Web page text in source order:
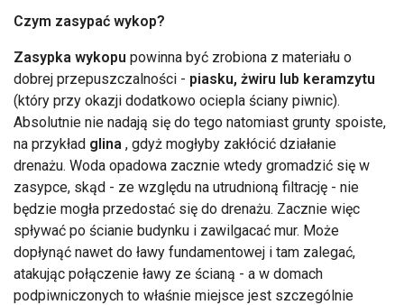
Czym zasypać wykop?
Zasypka wykopu powinna być zrobiona z materiału o
dobrej przepuszczalności - piasku, żwiru lub keramzytu
(który przy okazji dodatkowo ociepla ściany piwnic).
Absolutnie nie nadają się do tego natomiast grunty spoiste,
na przykład glina , gdyż mogłyby zakłócić działanie
drenażu. Woda opadowa zacznie wtedy gromadzić się w
zasypce, skąd - ze względu na utrudnioną filtrację - nie
będzie mogła przedostać się do drenażu. Zacznie więc
spływać po ścianie budynku i zawilgacać mur. Może
dopłynąć nawet do ławy fundamentowej i tam zalegać,
atakując połączenie ławy ze ścianą - a w domach
podpiwniczonych to właśnie miejsce jest szczególnie